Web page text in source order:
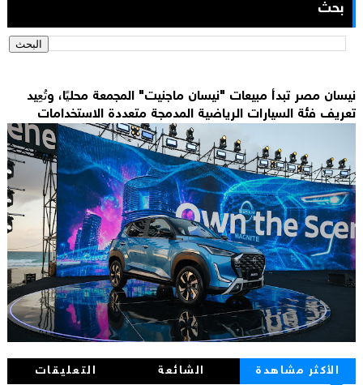
بحث
نيسان مصر تبدأ مبيعات "نيسان ماجنيت" المجمعة محليًا، وتُعِيد
تعريف فئة السيارات الرياضية المدمجة متعددة الاستخدامات
الأكثر مشاهدة الشائعة التعليقات